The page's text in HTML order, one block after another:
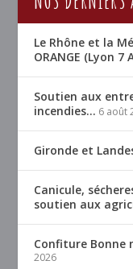
Le Rhône et la
ORANGE (Lyon 7
Soutien aux
incendies… 6 août
Gironde et
Canicule,
soutien aux
Confiture Bonne
2026